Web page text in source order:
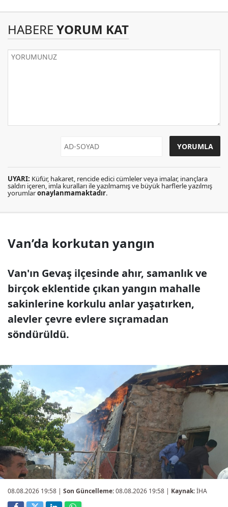
HABERE YORUM KAT
UYARI: Küfür, hakaret, rencide edici cümleler veya imalar, inançlara
saldırı içeren, imla kuralları ile yazılmamış ve büyük harflerle yazılmış
yorumlaronaylanmamaktadır.
Van’da korkutan yangın
Van'ın Gevaş ilçesinde ahır, samanlık ve
birçok eklentide çıkan yangın mahalle
sakinlerine korkulu anlar yaşatırken,
alevler çevre evlere sıçramadan
söndürüldü.
08.08.2026 19:58 | Son Güncelleme:08.08.2026 19:58 | Kaynak:İHA